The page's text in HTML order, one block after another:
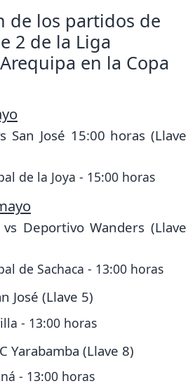
de los partidos de
2 de la Liga
en la Copa
San José 15:00 horas (Llave
de la Joya - 15:00 horas
Deportivo Wanders (Llave
de Sachaca - 13:00 horas
José (Llave 5)
- 13:00 horas
Yarabamba (Llave 8)
- 13:00 horas